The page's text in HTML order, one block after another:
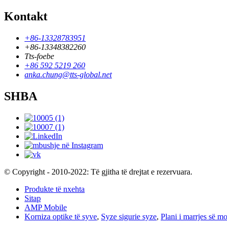
Kontakt
+86-13328783951
+86-13348382260
Tts-foebe
+86 592 5219 260
anka.chung@tts-global.net
SHBA
© Copyright - 2010-2022: Të gjitha të drejtat e rezervuara.
Produkte të nxehta
Sitap
AMP Mobile
Korniza optike të syve, Syze sigurie syze, Plani i marrjes së